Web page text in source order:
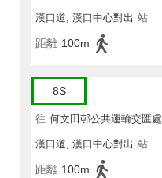
漢口道, 漢口中心對出 站
距離 100m
8S
往 何文田邨公共運輸交匯處
漢口道, 漢口中心對出 站
距離 100m